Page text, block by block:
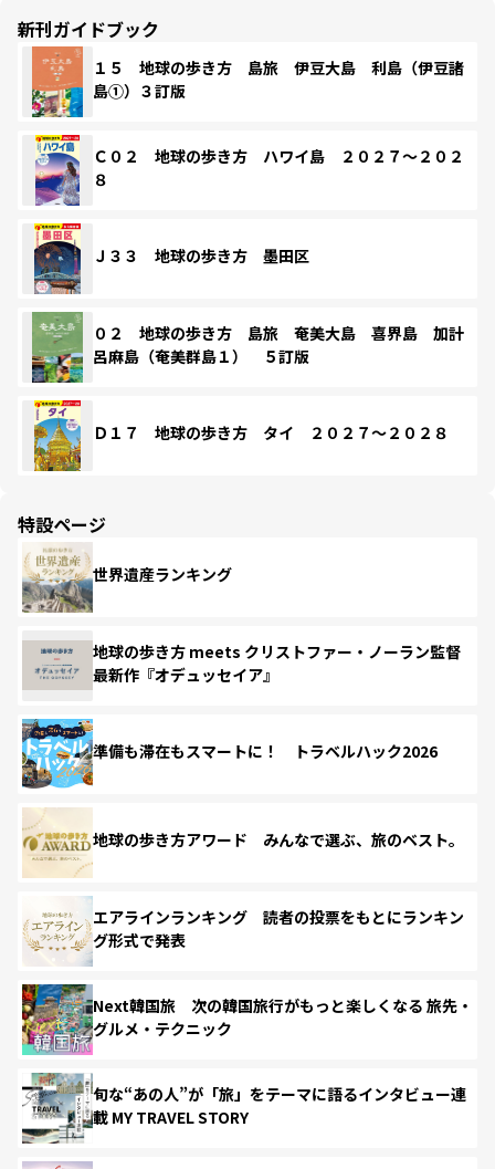
新刊ガイドブック
１５ 地球の歩き方 島旅 伊豆大島 利島（伊豆諸
島①）３訂版
Ｃ０２ 地球の歩き方 ハワイ島 ２０２７～２０２
８
Ｊ３３ 地球の歩き方 墨田区
０２ 地球の歩き方 島旅 奄美大島 喜界島 加計
呂麻島（奄美群島１） ５訂版
Ｄ１７ 地球の歩き方 タイ ２０２７～２０２８
特設ページ
世界遺産ランキング
地球の歩き方 meets クリストファー・ノーラン監督
最新作『オデュッセイア』
準備も滞在もスマートに！ トラベルハック2026
地球の歩き方アワード みんなで選ぶ、旅のベスト。
エアラインランキング 読者の投票をもとにランキン
グ形式で発表
Next韓国旅 次の韓国旅行がもっと楽しくなる 旅先・
グルメ・テクニック
旬な“あの人”が「旅」をテーマに語るインタビュー連
載 MY TRAVEL STORY